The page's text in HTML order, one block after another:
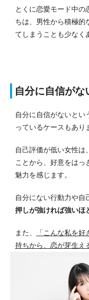
とくに恋愛モード中の
ちは、男性から積極的
てしまうことも少なく
自分に自信がな
自分に自信がないとい
っているケースもあり
自己評価が低い女性は
ことから、好意をはっ
魅力を感じます。
自分にない行動力や自
押しが強ければ強いほ
また、
「こんな私を
持ちから、恋が芽生え